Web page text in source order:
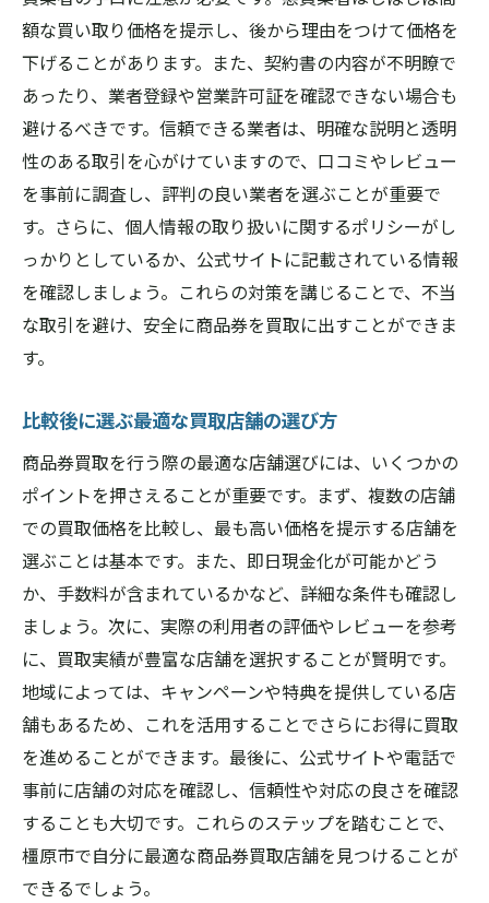
額な買い取り価格を提示し、後から理由をつけて価格を
下げることがあります。また、契約書の内容が不明瞭で
あったり、業者登録や営業許可証を確認できない場合も
避けるべきです。信頼できる業者は、明確な説明と透明
性のある取引を心がけていますので、口コミやレビュー
を事前に調査し、評判の良い業者を選ぶことが重要で
す。さらに、個人情報の取り扱いに関するポリシーがし
っかりとしているか、公式サイトに記載されている情報
を確認しましょう。これらの対策を講じることで、不当
な取引を避け、安全に商品券を買取に出すことができま
す。
比較後に選ぶ最適な買取店舗の選び方
商品券買取を行う際の最適な店舗選びには、いくつかの
ポイントを押さえることが重要です。まず、複数の店舗
での買取価格を比較し、最も高い価格を提示する店舗を
選ぶことは基本です。また、即日現金化が可能かどう
か、手数料が含まれているかなど、詳細な条件も確認し
ましょう。次に、実際の利用者の評価やレビューを参考
に、買取実績が豊富な店舗を選択することが賢明です。
地域によっては、キャンペーンや特典を提供している店
舗もあるため、これを活用することでさらにお得に買取
を進めることができます。最後に、公式サイトや電話で
事前に店舗の対応を確認し、信頼性や対応の良さを確認
することも大切です。これらのステップを踏むことで、
橿原市で自分に最適な商品券買取店舗を見つけることが
できるでしょう。